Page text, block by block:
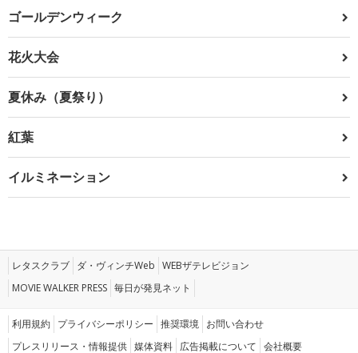
ゴールデンウィーク
花火大会
夏休み（夏祭り）
紅葉
イルミネーション
レタスクラブ ダ・ヴィンチWeb WEBザテレビジョン
MOVIE WALKER PRESS 毎日が発見ネット
利用規約 プライバシーポリシー 推奨環境 お問い合わせ
プレスリリース・情報提供 媒体資料 広告掲載について 会社概要